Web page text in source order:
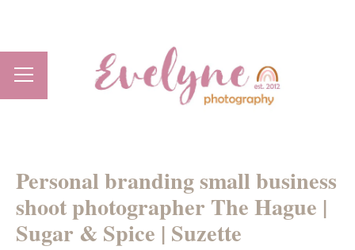
Personal branding small business
shoot photographer The Hague |
Sugar & Spice | Suzette